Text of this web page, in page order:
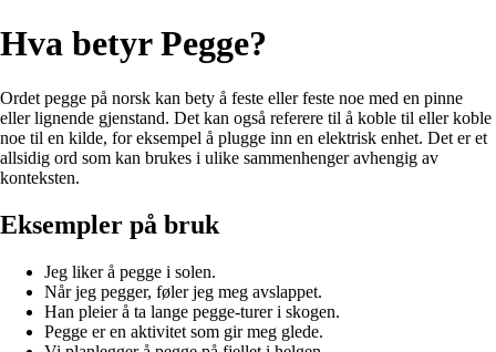
Hva betyr Pegge?
Ordet pegge på norsk kan bety å feste eller feste noe med en pinne
eller lignende gjenstand. Det kan også referere til å koble til eller koble
noe til en kilde, for eksempel å plugge inn en elektrisk enhet. Det er et
allsidig ord som kan brukes i ulike sammenhenger avhengig av
konteksten.
Eksempler på bruk
Jeg liker å pegge i solen.
Når jeg pegger, føler jeg meg avslappet.
Han pleier å ta lange pegge-turer i skogen.
Pegge er en aktivitet som gir meg glede.